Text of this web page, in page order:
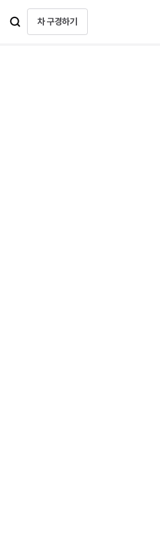
차 구경하기